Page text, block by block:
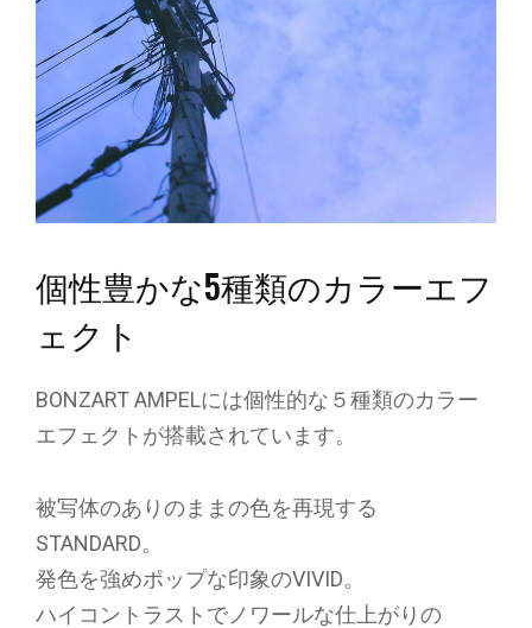
個性豊かな5種類のカラーエフ
ェクト
BONZART AMPELには個性的な５種類のカラー
エフェクトが搭載されています。
被写体のありのままの色を再現する
STANDARD。
発色を強めポップな印象のVIVID。
ハイコントラストでノワールな仕上がりの